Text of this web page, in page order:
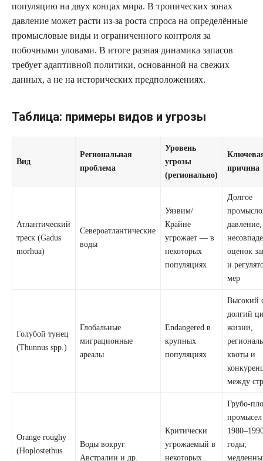
популяцию на двух концах мира. В тропических зонах
давление может расти из‑за роста спроса на определённые
промысловые виды и ограниченного контроля за
побочными уловами. В итоге разная динамика запасов
требует адаптивной политики, основанной на свежих
данных, а не на исторических предположениях.
Таблица: примеры видов и угрозы
Вид
Региональная
проблема
Уровень
угрозы
(регионально)
причина
Атлантический
треск (Gadus
morhua)
Североатлантические
воды
Уязвим/
Крайне
угрожает — в
некоторых
популяциях
Долгое
давление,
оценок
и
мер
Голубой тунец
(Thunnus spp.)
Глобальные
миграционные
ареалы
Endangered в
крупных
популяциях
Высокий
долгий
жизни,
квоты и
между
Orange roughy
(Hoplostethus
Воды вокруг
Австралии и др.
Критически
угрожаемый в
некоторых
годы;